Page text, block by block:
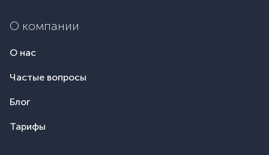
О компании
О нас
Частые вопросы
Блог
Тарифы